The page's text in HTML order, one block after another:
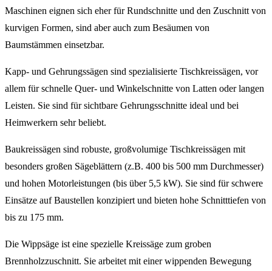
Maschinen eignen sich eher für Rundschnitte und den Zuschnitt von
kurvigen Formen, sind aber auch zum Besäumen von
Baumstämmen einsetzbar.
Kapp- und Gehrungssägen sind spezialisierte Tischkreissägen, vor
allem für schnelle Quer- und Winkelschnitte von Latten oder langen
Leisten. Sie sind für sichtbare Gehrungsschnitte ideal und bei
Heimwerkern sehr beliebt.
Baukreissägen sind robuste, großvolumige Tischkreissägen mit
besonders großen Sägeblättern (z.B. 400 bis 500 mm Durchmesser)
und hohen Motorleistungen (bis über 5,5 kW). Sie sind für schwere
Einsätze auf Baustellen konzipiert und bieten hohe Schnitttiefen von
bis zu 175 mm.
Die Wippsäge ist eine spezielle Kreissäge zum groben
Brennholzzuschnitt. Sie arbeitet mit einer wippenden Bewegung